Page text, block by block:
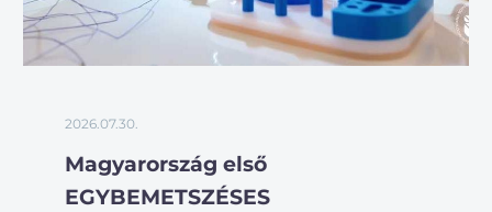
2026.07.30.
Magyarország első
EGYBEMETSZÉSES